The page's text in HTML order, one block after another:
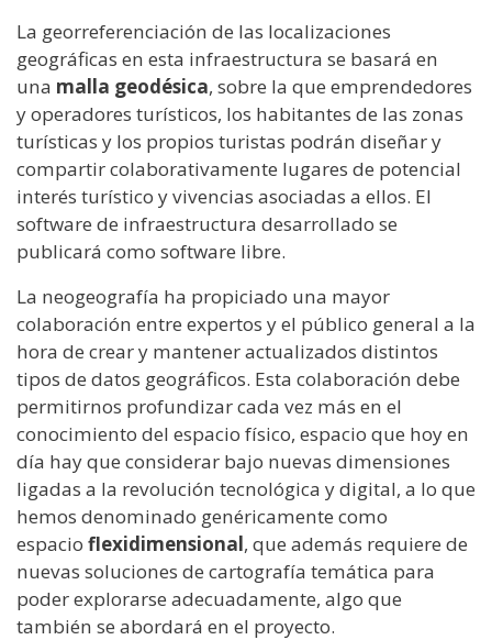
La georreferenciación de las localizaciones
geográficas en esta infraestructura se basará en
una malla geodésica, sobre la que emprendedores
y operadores turísticos, los habitantes de las zonas
turísticas y los propios turistas podrán diseñar y
compartir colaborativamente lugares de potencial
interés turístico y vivencias asociadas a ellos. El
software de infraestructura desarrollado se
publicará como software libre.
La neogeografía ha propiciado una mayor
colaboración entre expertos y el público general a la
hora de crear y mantener actualizados distintos
tipos de datos geográficos. Esta colaboración debe
permitirnos profundizar cada vez más en el
conocimiento del espacio físico, espacio que hoy en
día hay que considerar bajo nuevas dimensiones
ligadas a la revolución tecnológica y digital, a lo que
hemos denominado genéricamente como
espacio flexidimensional, que además requiere de
nuevas soluciones de cartografía temática para
poder explorarse adecuadamente, algo que
también se abordará en el proyecto.